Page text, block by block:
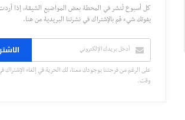
كل أسبوع تُنشر في المحطة بعض المواضيع الشيقة، إذا أردت
يفوتك شيء قم بالإشتراك في نشرتنا البريدية من هنا.
على الرغم من فرحتنا بوجودك معنا، لك الحرية في إلغاء الإشتراك
وقت.